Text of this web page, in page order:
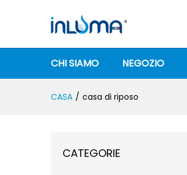
CHI SIAMO NEGOZIO
CASA / casa di riposo
CATEGORIE